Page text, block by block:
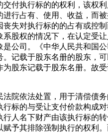
付执行标的的权利，该权
行占有、使用、收益，而
失对执行标的的占有或控
股权的情况下，在认定受
公司。《中华人民共和国
记载于股东名册的股东，可
股东记载于股东名册。故
院依法处置，用于清偿债
标的与受让支付价款构成
人名下财产由该执行标的
予其排除强制执行的权利